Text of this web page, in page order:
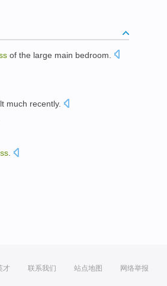
of the large main bedroom
much recently.
.
才 联系我们 站点地图 网络举报